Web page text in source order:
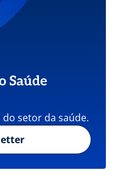
Saúde
setor da saúde.